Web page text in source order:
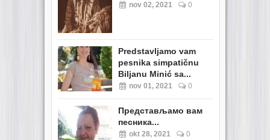
nov 02, 2021 0
Predstavljamo vam
pesnika simpatičnu
Biljanu Minić sa...
nov 01, 2021 0
Представљамо вам
песника...
okt 28, 2021 0